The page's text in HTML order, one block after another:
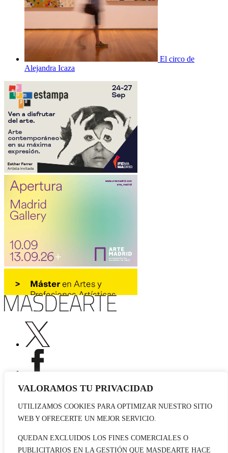
VALORAMOS TU PRIVACIDAD
UTILIZAMOS COOKIES PARA OPTIMIZAR NUESTRO SITIO
WEB Y OFRECERTE UN MEJOR SERVICIO.
QUEDAN EXCLUIDOS LOS FINES COMERCIALES O
PUBLICITARIOS EN LA GESTIÓN QUE MASDEARTE HACE
El circo de
Alejandra Icaza
Publicidad
Contacto